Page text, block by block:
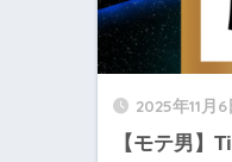
2025年11月6
【モテ男】